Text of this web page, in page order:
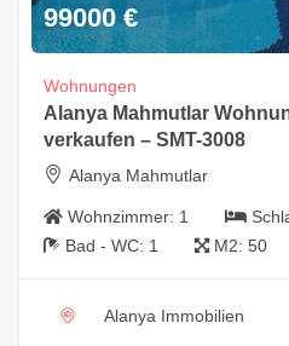
99000 €
Wohnungen
Alanya Mahmutlar
verkaufen – SMT-3008
Alanya Mahmutlar
Wohnzimmer: 1
Bad - WC: 1 M2: 50
Alanya Immobilien